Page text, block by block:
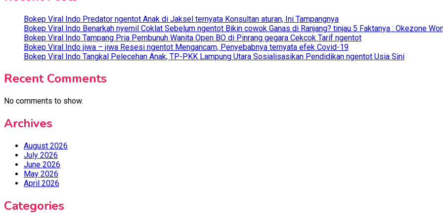
Bokep Viral Indo Predator ngentot Anak di Jaksel ternyata Konsultan aturan, Ini Tampangnya
Bokep Viral Indo Benarkah nyemil Coklat Sebelum ngentot Bikin cowok Ganas di Ranjang? tinjau 5 Faktanya : Okezone
Bokep Viral Indo Tampang Pria Pembunuh Wanita Open BO di Pinrang gegara Cekcok Tarif ngentot
Bokep Viral Indo jiwa – jiwa Resesi ngentot Mengancam, Penyebabnya ternyata efek Covid-19
Bokep Viral Indo Tangkal Pelecehan Anak, TP-PKK Lampung Utara Sosialisasikan Pendidikan ngentot Usia Sini
Recent Comments
No comments to show.
Archives
August 2026
July 2026
June 2026
May 2026
April 2026
Categories